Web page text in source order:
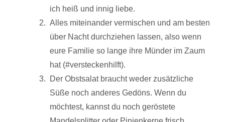
ich heiß und innig liebe.
Alles miteinander vermischen und am besten
über Nacht durchziehen lassen, also wenn
eure Familie so lange ihre Münder im Zaum
hat (#versteckenhilft).
Der Obstsalat braucht weder zusätzliche
Süße noch anderes Gedöns. Wenn du
möchtest, kannst du noch geröstete